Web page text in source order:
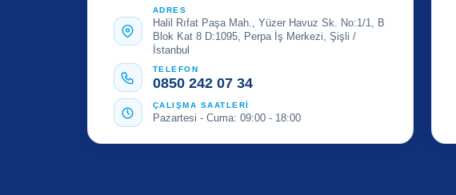
ADRES
Halil Rıfat Paşa Mah., Yüzer Havuz Sk. No:1/1, B
Blok Kat 8 D:1095, Perpa İş Merkezi, Şişli /
İstanbul
TELEFON
0850 242 07 34
ÇALIŞMA SAATLERİ
Pazartesi - Cuma: 09:00 - 18:00